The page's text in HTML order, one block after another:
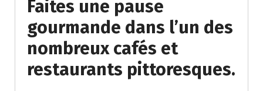
Faites une pause
gourmande dans l’un des
nombreux cafés et
restaurants pittoresques.